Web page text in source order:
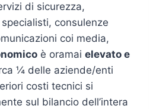
di sicurezza,
consulenze
coi media,
è oramai elevato e
¼ delle aziende/enti
costi tecnici si
sul bilancio dell’intera